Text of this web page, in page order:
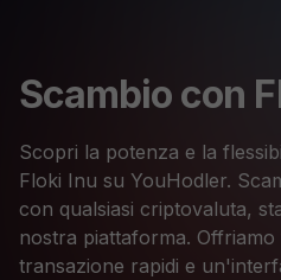
Scambio con
Scopri la potenza e la
Floki Inu su YouHodler.
con qualsiasi criptovaluta,
nostra piattaforma. Offriamo
transazione rapidi e